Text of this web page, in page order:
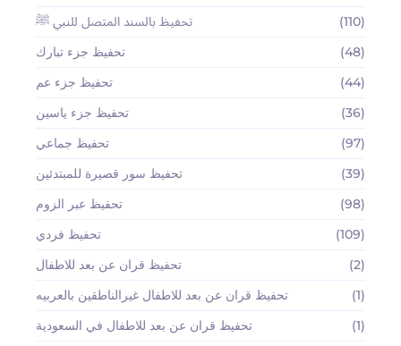
تحفيظ بالسند المتصل للنبي ﷺ
(110)
تحفيظ جزء تبارك
(48)
تحفيظ جزء عم
(44)
تحفيظ جزء ياسين
(36)
تحفيظ جماعي
(97)
تحفيظ سور قصيرة للمبتدئين
(39)
تحفيظ عبر الزوم
(98)
تحفيظ فردي
(109)
تحفيظ قران عن بعد للاطفال
(2)
تحفيظ قران عن بعد للاطفال غيرالناطقين بالعربيه
(1)
تحفيظ قران عن بعد للاطفال في السعودية
(1)